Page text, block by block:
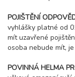
POJIŠTĚNÍ
vyhlášky platné od
mít uzavřené
osoba nebude mít,
POVINNÁ HELMA